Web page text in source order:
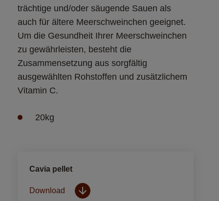
trächtige und/oder säugende Sauen als
auch für ältere Meerschweinchen geeignet.
Um die Gesundheit Ihrer Meerschweinchen
zu gewährleisten, besteht die
Zusammensetzung aus sorgfältig
ausgewählten Rohstoffen und zusätzlichem
Vitamin C.
20kg
Cavia pellet
Download